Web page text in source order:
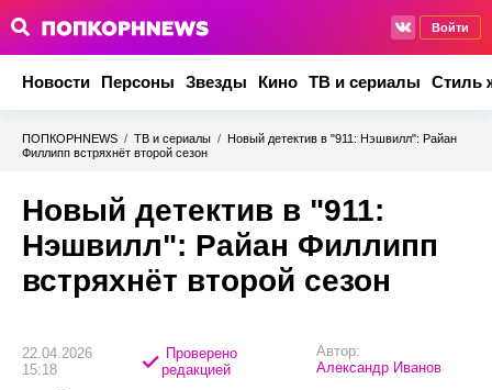
Войти
Новости Персоны Звезды Кино ТВ и сериалы Стиль
ПОПКОРНNEWS / ТВ и сериалы / Новый детектив в "911: Нэшвилл": Райан
Филлипп встряхнёт второй сезон
Новый детектив в "911:
Нэшвилл": Райан Филлипп
встряхнёт второй сезон
22.04.2026
15:18
Проверено
редакцией
Автор:
Александр Иванов